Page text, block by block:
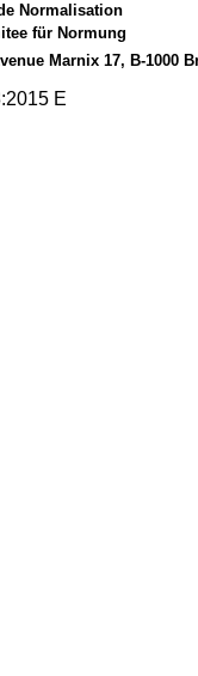
Normalisation
für Normung
Marnix 17, B-1000
E